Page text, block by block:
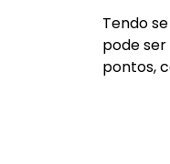
Tendo
pode
pontos,